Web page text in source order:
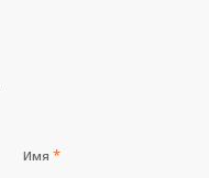
Имя *